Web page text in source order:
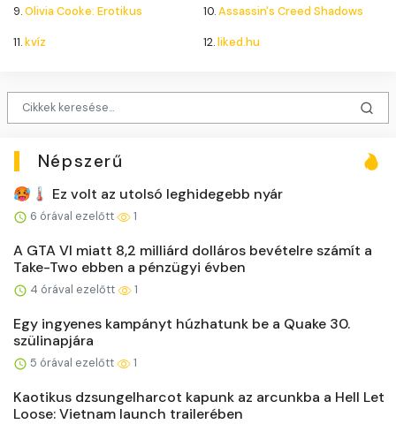
9.Olivia Cooke: Erotikus 10.Assassin's Creed Shadows
11.kvíz 12.liked.hu
Népszerű
🥵🌡️ Ez volt az utolsó leghidegebb nyár
6 órával ezelőtt 1
A GTA VI miatt 8,2 milliárd dolláros bevételre számít a
Take-Two ebben a pénzügyi évben
4 órával ezelőtt 1
Egy ingyenes kampányt húzhatunk be a Quake 30.
szülinapjára
5 órával ezelőtt 1
Kaotikus dzsungelharcot kapunk az arcunkba a Hell Let
Loose: Vietnam launch trailerében